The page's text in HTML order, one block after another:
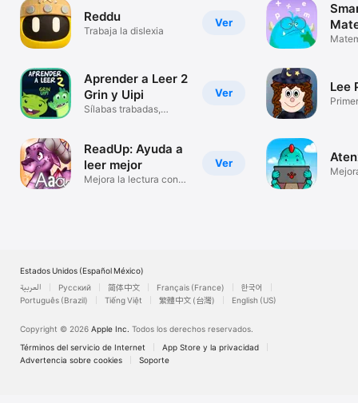
Ver
Reddu
Trabaja la dislexia
Ver
Aprender a Leer 2
Grin y Uipi
Sílabas trabadas,
Ver
ReadUp: Ayuda a
leer mejor
Mejora la lectura con
Lee
Estados Unidos (Español México)
العربية
Русский 简体中文 Français (France)
한국어
Português (Brazil)
Tiếng Việt 繁體中文 (台灣) English (US)
Copyright © 2026 Apple Inc. Todos los derechos reservados.
Términos del servicio de Internet
App Store y la privacidad
Advertencia sobre cookies
Soporte